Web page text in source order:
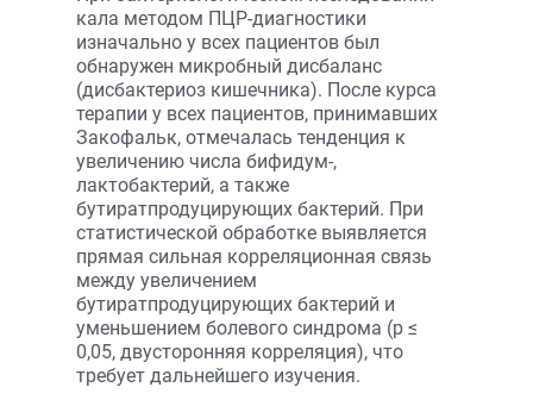
кала методом ПЦР-диагностики
изначально у всех пациентов был
обнаружен микробный дисбаланс
(дисбактериоз кишечника). После курса
терапии у всех пациентов, принимавших
Закофальк, отмечалась тенденция к
увеличению числа бифидум-,
лактобактерий, а также
бутиратпродуцирующих бактерий. При
статистической обработке выявляется
прямая сильная корреляционная связь
между увеличением
бутиратпродуцирующих бактерий и
уменьшением болевого синдрома (p ≤
0,05, двусторонняя корреляция), что
требует дальнейшего изучения.